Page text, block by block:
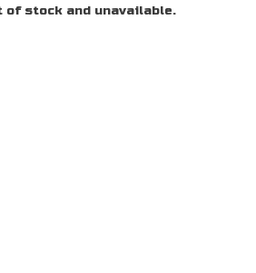
stock and unavailable.